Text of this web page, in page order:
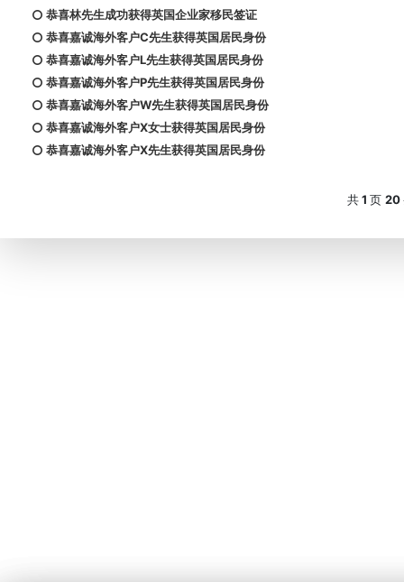
恭喜林先生成功获得英国企业家移民签证
恭喜嘉诚海外客户C先生获得英国居民身份
恭喜嘉诚海外客户L先生获得英国居民身份
恭喜嘉诚海外客户P先生获得英国居民身份
恭喜嘉诚海外客户W先生获得英国居民身份
恭喜嘉诚海外客户X女士获得英国居民身份
恭喜嘉诚海外客户X先生获得英国居民身份
共1 页 20